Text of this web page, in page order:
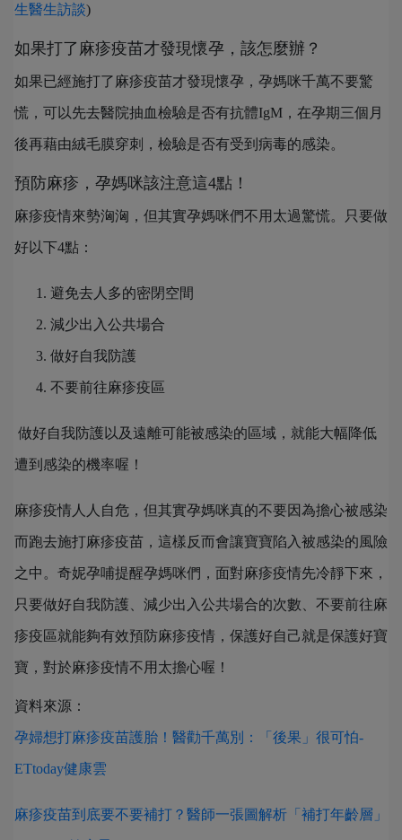
生醫生訪談)
如果打了麻疹疫苗才發現懷孕，該怎麼辦？
如果已經施打了麻疹疫苗才發現懷孕，孕媽咪千萬不要驚
慌，可以先去醫院抽血檢驗是否有抗體IgM，在孕期三個月
後再藉由絨毛膜穿刺，檢驗是否有受到病毒的感染。
預防麻疹，孕媽咪該注意這4點！
麻疹疫情來勢洶洶，但其實孕媽咪們不用太過驚慌。只要做
好以下4點：
避免去人多的密閉空間
減少出入公共場合
做好自我防護
不要前往麻疹疫區
做好自我防護以及遠離可能被感染的區域，就能大幅降低
遭到感染的機率喔！
麻疹疫情人人自危，但其實孕媽咪真的不要因為擔心被感染
而跑去施打麻疹疫苗，這樣反而會讓寶寶陷入被感染的風險
之中。奇妮孕哺提醒孕媽咪們，面對麻疹疫情先冷靜下來，
只要做好自我防護、減少出入公共場合的次數、不要前往麻
疹疫區就能夠有效預防麻疹疫情，保護好自己就是保護好寶
寶，對於麻疹疫情不用太擔心喔！
資料來源：
孕婦想打麻疹疫苗護胎！醫勸千萬別：「後果」很可怕-
ETtoday健康雲
麻疹疫苗到底要不要補打？醫師一張圖解析「補打年齡層」